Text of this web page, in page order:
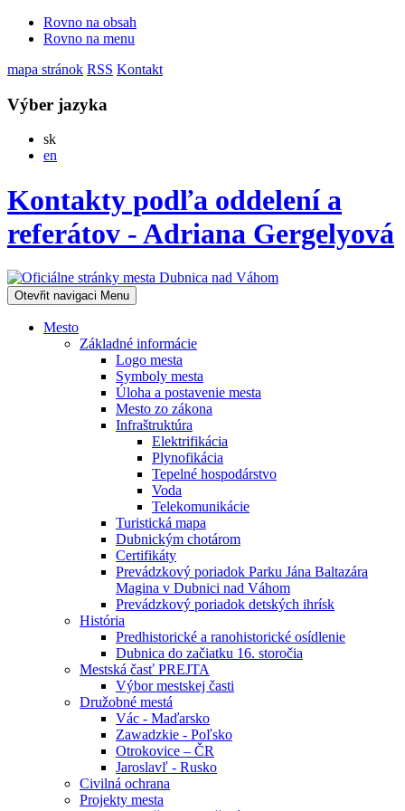
Rovno na obsah
Rovno na menu
mapa stránok RSS Kontakt
Výber jazyka
skSlovensky
en
Kontakty podľa oddelení a
referátov - Adriana Gergelyová
Otevřit navigaci Menu
Mesto
Základné informácie
Logo mesta
Symboly mesta
Úloha a postavenie mesta
Mesto zo zákona
Infraštruktúra
Elektrifikácia
Plynofikácia
Tepelné hospodárstvo
Voda
Telekomunikácie
Turistická mapa
Dubnickým chotárom
Certifikáty
Prevádzkový poriadok Parku Jána Baltazára
Magina v Dubnici nad Váhom
Prevádzkový poriadok detských ihrísk
História
Predhistorické a ranohistorické osídlenie
Dubnica do začiatku 16. storočia
Mestská časť PREJTA
Výbor mestskej časti
Družobné mestá
Vác - Maďarsko
Zawadzkie - Poľsko
Otrokovice – ČR
Jaroslavľ - Rusko
Civilná ochrana
Projekty mesta